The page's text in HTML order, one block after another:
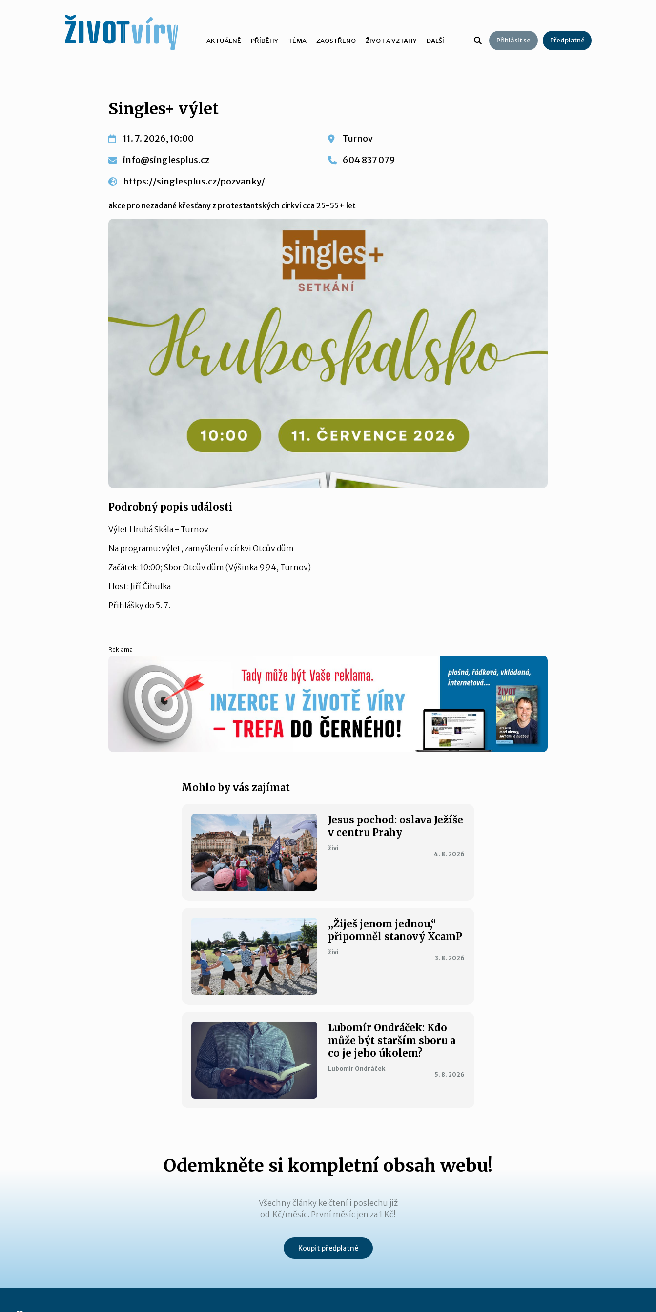
AKTUÁLNĚ PŘÍBĚHY TÉMA ZAOSTŘENO ŽIVOT A VZTAHY DALŠÍ Přihlásit se Předplatné
Singles+ výlet
11. 7. 2026, 10:00
Turnov
info@singlesplus.cz
604 837 079
https://singlesplus.cz/pozvanky/
akce pro nezadané křesťany z protestantských církví cca 25-55+ let
Podrobný popis události
Výlet Hrubá Skála - Turnov
Na programu: výlet, zamyšlení v církvi Otcův dům
Začátek: 10:00; Sbor Otcův dům (Výšinka 994, Turnov)
Host: Jiří Čihulka
Přihlášky do 5. 7.
Reklama
Mohlo by vás zajímat
Jesus pochod: oslava Ježíše
v centru Prahy
živi
4. 8. 2026
„Žiješ jenom jednou,“
připomněl stanový XcamP
živi
3. 8. 2026
Lubomír Ondráček: Kdo
může být starším sboru a
co je jeho úkolem?
Lubomír Ondráček
5. 8. 2026
Odemkněte si kompletní obsah webu!
Všechny články ke čtení i poslechu již
od Kč/měsíc. První měsíc jen za 1 Kč!
Koupit předplatné